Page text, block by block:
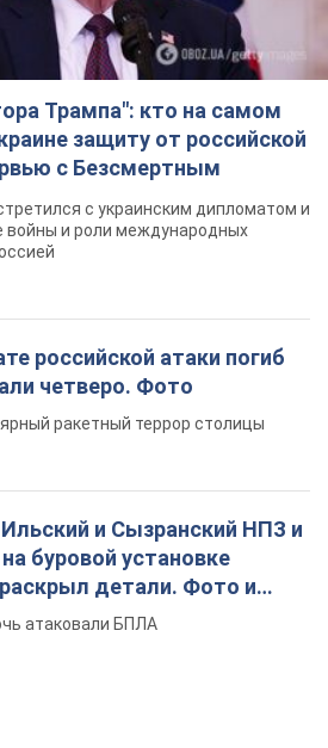
Трампа": кто на самом
защиту от российской
с Безсмертным
с украинским дипломатом и
войны и роли международных
российской атаки погиб
четверо. Фото
ракетный террор столицы
и Сызранский НПЗ и
буровой установке
детали. Фото и
атаковали БПЛА